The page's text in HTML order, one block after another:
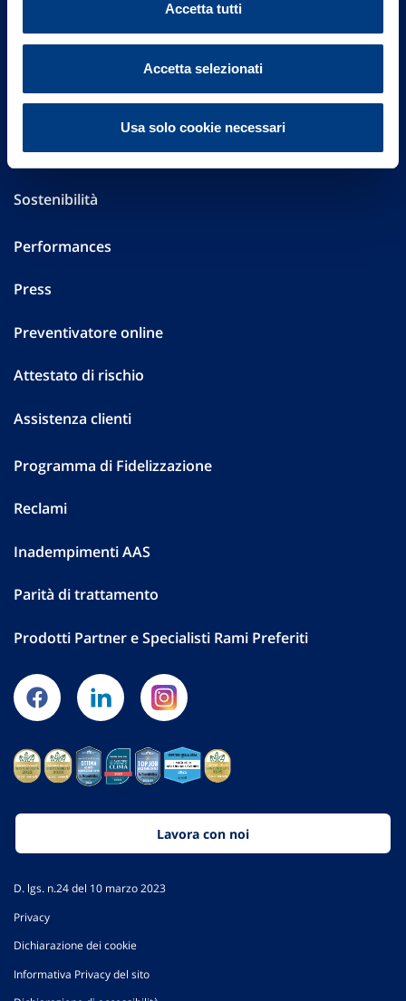
Accetta tutti
Accetta selezionati
Usa solo cookie necessari
FAQ
Altre informazioni
Sostenibilità
Performances
Press
Preventivatore online
Attestato di rischio
Assistenza clienti
Programma di Fidelizzazione
Reclami
Inadempimenti AAS
Parità di trattamento
Prodotti Partner e Specialisti Rami Preferiti
Lavora con noi
D. lgs. n.24 del 10 marzo 2023
Privacy
Dichiarazione dei cookie
Informativa Privacy del sito